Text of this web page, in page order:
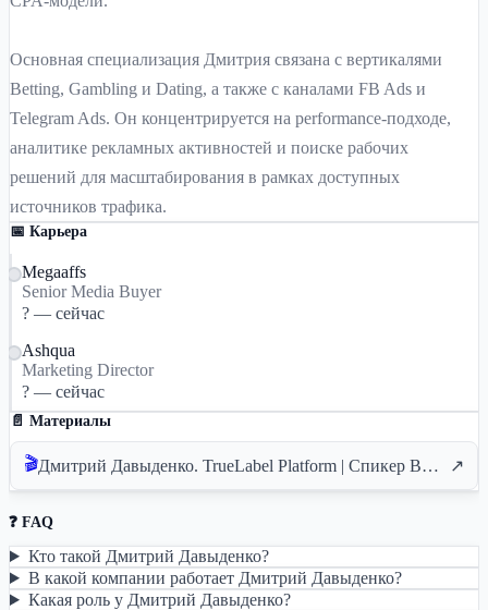
Основная специализация Дмитрия связана с вертикалями
Betting, Gambling и Dating, а также с каналами FB Ads и
Telegram Ads. Он концентрируется на performance-подходе,
аналитике рекламных активностей и поиске рабочих
решений для масштабирования в рамках доступных
источников трафика.
📅 Карьера
Megaaffs
Senior Media Buyer
? — сейчас
Ashqua
Marketing Director
? — сейчас
📄 Материалы
🎬 Дмитрий Давыденко. TrueLabel Platform | Спикер BROCONF4 ↗
❓ FAQ
Кто такой Дмитрий Давыденко?
В какой компании работает Дмитрий Давыденко?
Какая роль у Дмитрий Давыденко?